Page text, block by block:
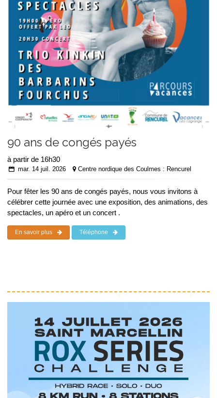
90 ans de congés payés
à partir de 16h30
mar. 14 juil. 2026 Centre nordique des Coulmes : Rencurel
Pour fêter les 90 ans de congés payés, nous vous invitons à
célébrer cette journée avec une exposition, des animations, des
spectacles, un apéro et un concert .
En savoir plus Téléphone